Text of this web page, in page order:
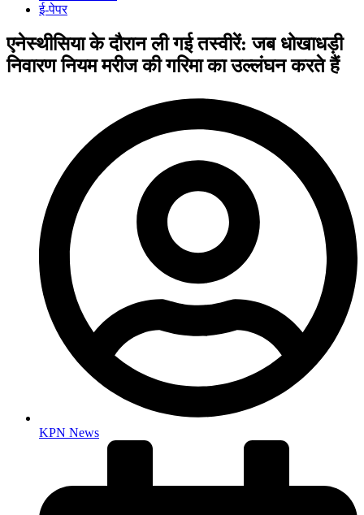
ई-पेपर
एनेस्थीसिया के दौरान ली गई तस्वीरें: जब धोखाधड़ी
निवारण नियम मरीज की गरिमा का उल्लंघन करते हैं
KPN News